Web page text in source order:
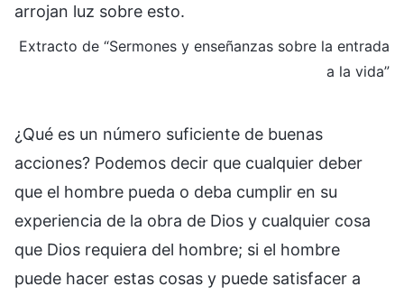
arrojan luz sobre esto.
Extracto de “Sermones y enseñanzas sobre la entrada
a la vida”
¿Qué es un número suficiente de buenas
acciones? Podemos decir que cualquier deber
que el hombre pueda o deba cumplir en su
experiencia de la obra de Dios y cualquier cosa
que Dios requiera del hombre; si el hombre
puede hacer estas cosas y puede satisfacer a